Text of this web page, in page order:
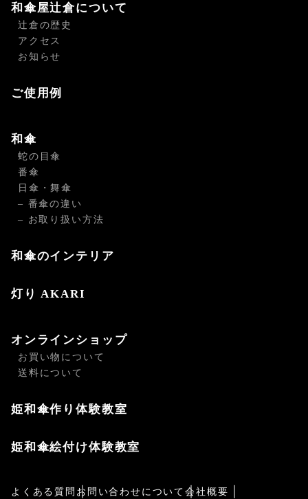
和傘屋辻倉について
辻倉の歴史
アクセス
お知らせ
ご使用例
和傘
蛇の目傘
番傘
日傘・舞傘
– 番傘の違い
– お取り扱い方法
和傘のインテリア
灯り AKARI
オンラインショップ
お買い物について
送料について
姫和傘作り体験教室
姫和傘絵付け体験教室
よくある質問 お問い合わせについて会社概要